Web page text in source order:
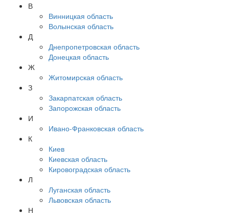
В
Винницкая область
Волынская область
Д
Днепропетровская область
Донецкая область
Ж
Житомирская область
З
Закарпатская область
Запорожская область
И
Ивано-Франковская область
К
Киев
Киевская область
Кировоградская область
Л
Луганская область
Львовская область
Н